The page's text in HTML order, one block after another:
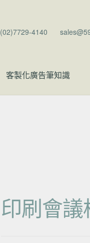
(02)7729-4140
客製化廣告筆知識
印刷會議